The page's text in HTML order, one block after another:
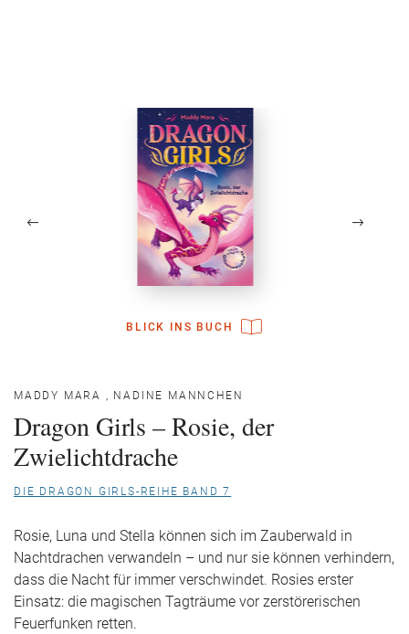
BLICK INS BUCH
MADDY MARA , NADINE MANNCHEN
Dragon Girls – Rosie, der
Zwielichtdrache
DIE DRAGON GIRLS-REIHE BAND 7
Rosie, Luna und Stella können sich im Zauberwald in
Nachtdrachen verwandeln – und nur sie können verhindern,
dass die Nacht für immer verschwindet. Rosies erster
Einsatz: die magischen Tagträume vor zerstörerischen
Feuerfunken retten.